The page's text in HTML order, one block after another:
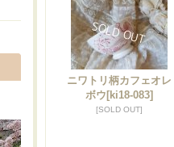
ニワトリ柄カフェオレ
ボウ [ki18-083]
[SOLD OUT]